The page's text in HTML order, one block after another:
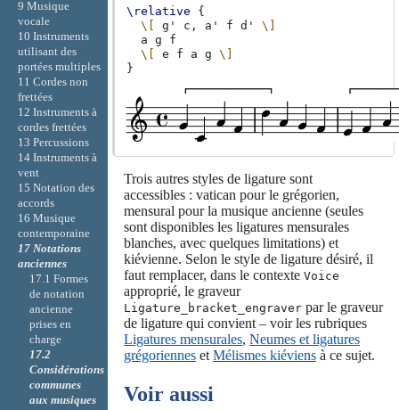
\relative
{
\[
g' c, a' f d'
\]
a g
f
\[
e f a g \]
}
Trois autres styles de ligature sont
accessibles : vatican pour le grégorien,
mensural pour la musique ancienne (seules
sont disponibles les ligatures mensurales
blanches, avec quelques limitations) et
kiévienne. Selon le style de ligature désiré, il
faut remplacer, dans le contexte Voice
approprié, le graveur
Ligature_bracket_engraverpar le graveur
de ligature qui convient – voir les rubriques
Ligatures mensurales, Neumes et ligatures
grégorienneset Mélismes kiéviensà ce sujet.
Voir aussi
9 Musique
vocale
10 Instruments
utilisant des
portées multiples
11 Cordes non
frettées
12 Instruments à
cordes frettées
13 Percussions
14 Instruments à
vent
15 Notation des
accords
16 Musique
contemporaine
17 Notations
anciennes
17.1 Formes
de notation
ancienne
prises en
charge
17.2
Considérations
communes
aux musiques